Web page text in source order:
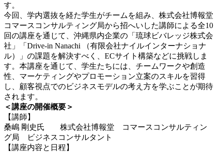
す。
今回、学内選抜を経た学生がチームを組み、株式会社博報堂
コマースコンサルティング局から招へいした講師による全10
回の講座を通じて、沖縄県内企業の「琉球ビバレッジ株式会
社」「Drive-in Nanachi （有限会社ナイルインターナショナ
ル）」の課題を解決すべく、ECサイト構築などに挑戦しま
す。本講座を通じて、学生たちには、チームワークや創造
性、マーケティングやプロモーション⽴案のスキルを習得
し、顧客視点でのビジネスモデルの考え⽅を学ぶことが期待
されます。
＜講座の開催概要＞
【講師】
桑嶋 剛史氏 株式会社博報堂 コマースコンサルティン
グ局 ビジネスコンサルタント
【講座内容と日程】